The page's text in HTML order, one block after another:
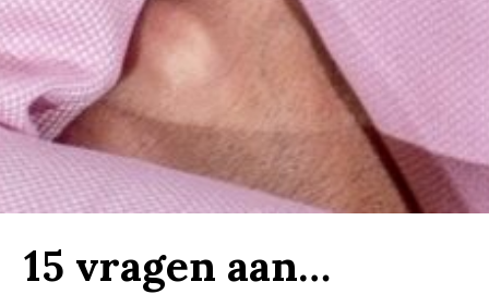
15 vragen aan…